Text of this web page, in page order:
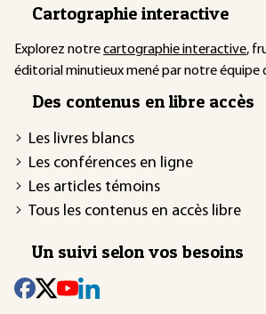
Cartographie interactive
Explorez notrecartographie interactive,
éditorial minutieux mené par notre équipe
Des contenus en libre accès
Les livres blancs
Les conférences en ligne
Les articles témoins
Tous les contenus en accès libre
Un suivi selon vos besoins